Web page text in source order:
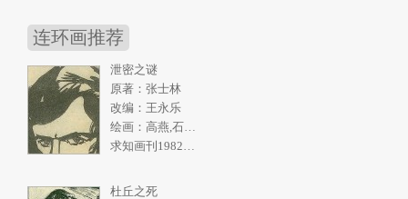
连环画推荐
泄密之谜
原著：张士林
改编：王永乐
绘画：高燕,石奇人
求知画刊1982年2期
杜丘之死